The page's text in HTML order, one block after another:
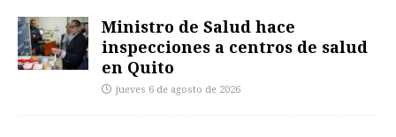
Ministro de Salud hace
inspecciones a centros de salud
en Quito
jueves 6 de agosto de 2026